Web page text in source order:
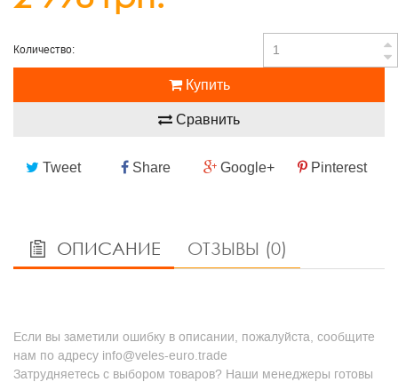
Количество:
Купить
Сравнить
Tweet Share Google+ Pinterest
ОПИСАНИЕ ОТЗЫВЫ (0)
Если вы заметили ошибку в описании, пожалуйста, сообщите
нам по адресу info@veles-euro.trade
Затрудняетесь с выбором товаров? Наши менеджеры готовы